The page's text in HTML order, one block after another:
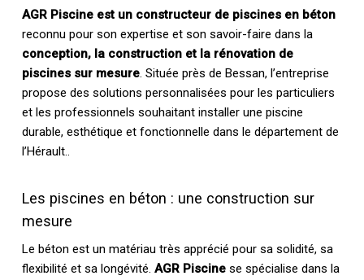
AGR Piscine est un constructeur de piscines en béton
reconnu pour son expertise et son savoir-faire dans la
conception, la construction et la rénovation de
piscines sur mesure. Située près de Bessan, l’entreprise
propose des solutions personnalisées pour les particuliers
et les professionnels souhaitant installer une piscine
durable, esthétique et fonctionnelle dans le département de
l’Hérault..
Les piscines en béton : une construction sur
mesure
Le béton est un matériau très apprécié pour sa solidité, sa
flexibilité et sa longévité. AGR Piscinese spécialise dans la